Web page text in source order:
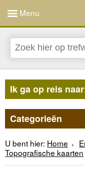
Menu
Ik ga op reis
Categorieën
U bent hier: Home
Topografische kaarten